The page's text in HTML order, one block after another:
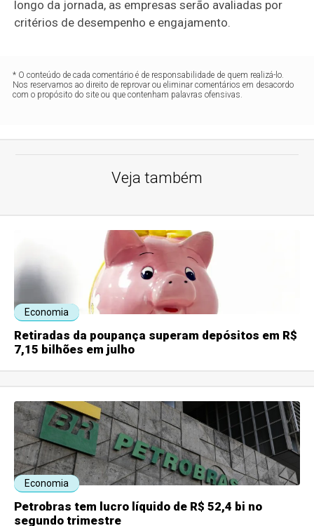
longo da jornada, as empresas serão avaliadas por
critérios de desempenho e engajamento.
* O conteúdo de cada comentário é de responsabilidade de quem realizá-lo.
Nos reservamos ao direito de reprovar ou eliminar comentários em desacordo
com o propósito do site ou que contenham palavras ofensivas.
Veja também
Economia
Retiradas da poupança superam depósitos em R$
7,15 bilhões em julho
Economia
Petrobras tem lucro líquido de R$ 52,4 bi no
segundo trimestre